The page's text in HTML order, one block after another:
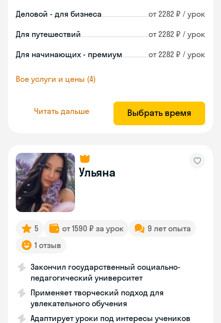
Деловой - для бизнеса от 2282 ₽ / урок
Для путешествий от 2282 ₽ / урок
Для начинающих - премиум от 2282 ₽ / урок
Все услуги и цены (4)
Читать дальше Выбрать время
Ульяна
5 от 1590 ₽ за урок
9 лет опыта
1 отзыв
Закончил государственный социально-
педагогический университет
Применяет творческий подход для
увлекательного обучения
Адаптирует уроки под интересы учеников